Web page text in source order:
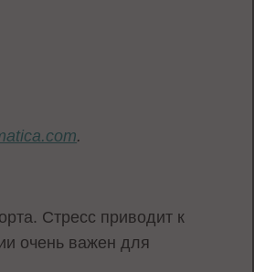
.
Стресс приводит к
очень важен для